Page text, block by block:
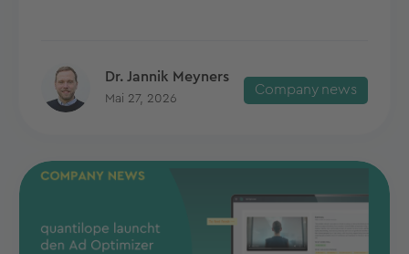
Dr. Jannik Meyners
Mai 27, 2026
Company news